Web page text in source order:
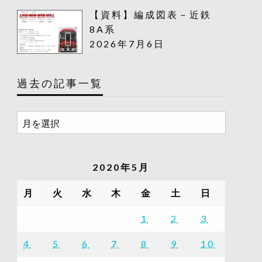
【資料】編成図表－近鉄
8A系
2026年7月6日
過去の記事一覧
過
去
一
2020年5月
月 火 水 木 金 土 日
1 2 3
4 5 6 7 8 9 10